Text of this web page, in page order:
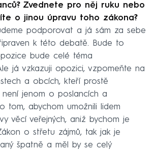
Zvednete pro něj ruku nebo
o jinou úpravu toho zákona?
podporovat a já sám za sebe
k této debatě. Bude to
bude celé téma
já vzkazuji opozici, vzpomeňte na
a obcích, kteří prostě
jenom o poslancích a
tom, abychom umožnili lidem
věcí veřejných, aniž bychom je
o střetu zájmů, tak jak je
špatně a měl by se celý